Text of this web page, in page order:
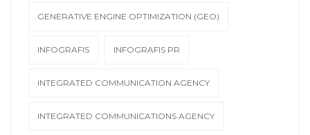
GENERATIVE ENGINE OPTIMIZATION (GEO)
INFOGRAFIS INFOGRAFIS PR
INTEGRATED COMMUNICATION AGENCY
INTEGRATED COMMUNICATIONS AGENCY